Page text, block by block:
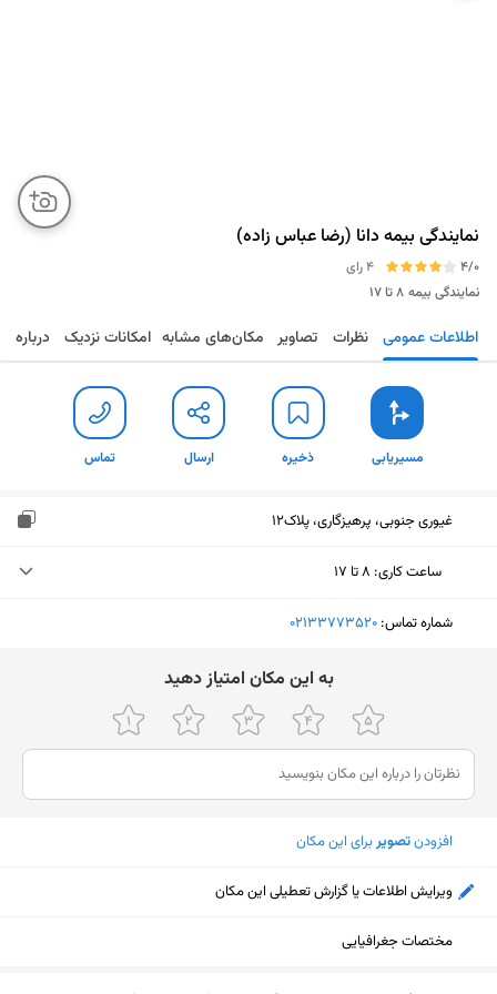
نمایندگی بیمه دانا (رضا عباس زاده)
4/0
4 رای
نمایندگی بیمه ۸ تا ۱۷
مسیریابی ذخیره ارسال تماس اطلاعات عمومی نظرات تصاویر مکان‌های مشابه امکانات نزدیک درباره
مسیریابی ذخیره ارسال تماس
غیوری جنوبی، پرهیزگاری، پلاک۱۲
ساعت کاری: ۸ تا ۱۷
یکشنبه (امروز)
چهارشنبه
۸ تا ۱۷
پنجشنبه
۸ تا ۱۴
جمعه
شنبه
شماره تماس: ‎02133773520
ﺑﻪ اﯾﻦ ﻣﮑﺎن اﻣﺘﯿﺎز دﻫﯿﺪ
افزودنتصویربرای این مکان
ویرایش اطلاعات یا گزارش تعطیلی این مکان
مختصات جغرافیایی